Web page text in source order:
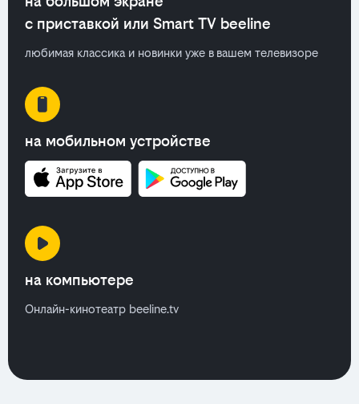
с приставкой или Smart TV beeline
любимая классика и новинки уже в вашем телевизоре
на мобильном устройстве
на компьютере
Онлайн-кинотеатр beeline.tv